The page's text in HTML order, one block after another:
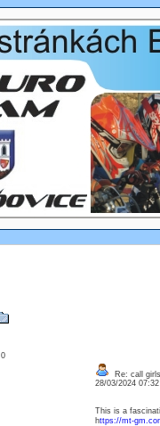
Re: call girls
28/03/2024
This is a
https://mt-